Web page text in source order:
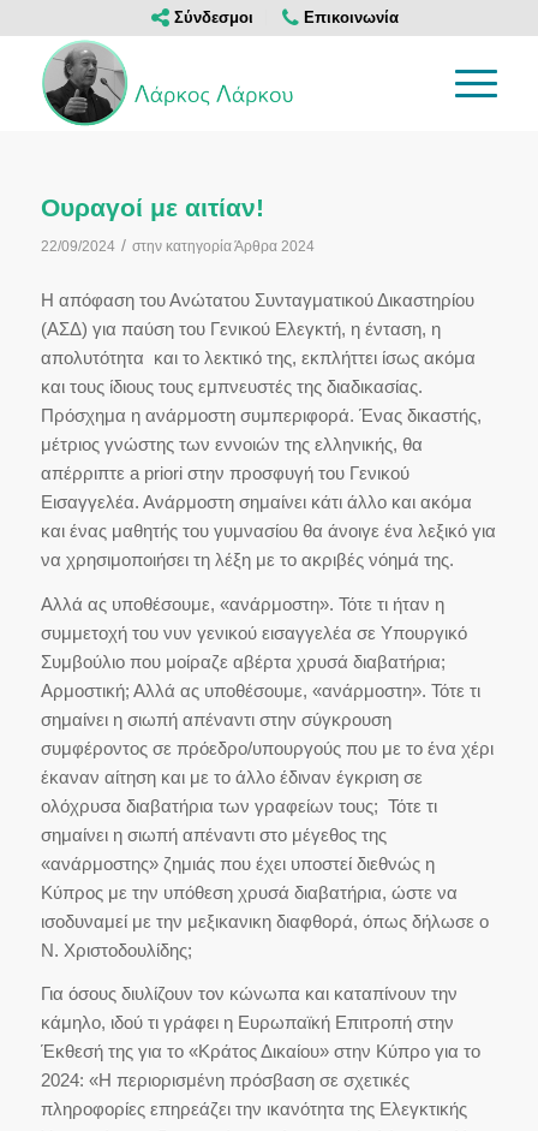
Σύνδεσμοι Επικοινωνία
Ουραγοί με αιτίαν!
22/09/2024 / στην κατηγορίαΆρθρα 2024
Η απόφαση του Ανώτατου Συνταγματικού Δικαστηρίου
(ΑΣΔ) για παύση του Γενικού Ελεγκτή, η ένταση, η
απολυτότητα και το λεκτικό της, εκπλήττει ίσως ακόμα
και τους ίδιους τους εμπνευστές της διαδικασίας.
Πρόσχημα η ανάρμοστη συμπεριφορά. Ένας δικαστής,
μέτριος γνώστης των εννοιών της ελληνικής, θα
απέρριπτε a priori στην προσφυγή του Γενικού
Εισαγγελέα. Ανάρμοστη σημαίνει κάτι άλλο και ακόμα
και ένας μαθητής του γυμνασίου θα άνοιγε ένα λεξικό για
να χρησιμοποιήσει τη λέξη με το ακριβές νόημά της.
Αλλά ας υποθέσουμε, «ανάρμοστη». Τότε τι ήταν η
συμμετοχή του νυν γενικού εισαγγελέα σε Υπουργικό
Συμβούλιο που μοίραζε αβέρτα χρυσά διαβατήρια;
Αρμοστική; Αλλά ας υποθέσουμε, «ανάρμοστη». Τότε τι
σημαίνει η σιωπή απέναντι στην σύγκρουση
συμφέροντος σε πρόεδρο/υπουργούς που με το ένα χέρι
έκαναν αίτηση και με το άλλο έδιναν έγκριση σε
ολόχρυσα διαβατήρια των γραφείων τους; Τότε τι
σημαίνει η σιωπή απέναντι στο μέγεθος της
«ανάρμοστης» ζημιάς που έχει υποστεί διεθνώς η
Κύπρος με την υπόθεση χρυσά διαβατήρια, ώστε να
ισοδυναμεί με την μεξικανικη διαφθορά, όπως δήλωσε ο
Ν. Χριστοδουλίδης;
Για όσους διυλίζουν τον κώνωπα και καταπίνουν την
κάμηλο, ιδού τι γράφει η Ευρωπαϊκή Επιτροπή στην
Έκθεσή της για το «Κράτος Δικαίου» στην Κύπρο για το
2024: «Η περιορισμένη πρόσβαση σε σχετικές
πληροφορίες επηρεάζει την ικανότητα της Ελεγκτικής